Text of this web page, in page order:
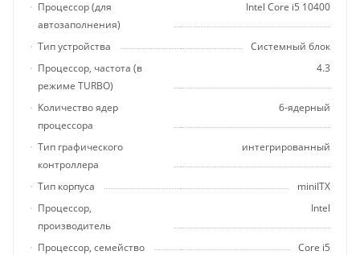
Процессор (для
автозаполнения)
Intel Core i5 10400
Тип устройства
Системный блок
Процессор, частота (в
режиме TURBO)
4.3
Количество ядер
процессора
6-ядерный
Тип графического
контроллера
интегрированный
Тип корпуса
miniITX
Процессор,
производитель
Intel
Процессор, семейство
Core i5